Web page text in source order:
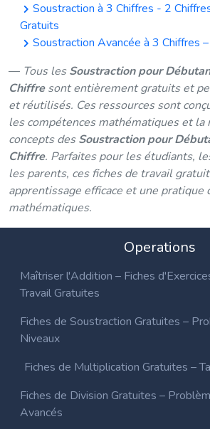
Soustraction à 3 Chiffres - 2
Gratuits
Soustraction Avancée à 3 Chiffres
Tous lesSoustraction pour
Chiffresont entièrement gratuits et
et réutilisés. Ces ressources sont
les compétences mathématiques et la
concepts desSoustraction pour
Chiffre. Parfaites pour les étudiants,
les parents, ces fiches de travail
apprentissage efficace et une pratique
mathématiques.
Operations
Maîtriser l'Addition – Fiches
Travail Gratuites
Fiches de Soustraction Gratuites –
Niveaux
Fiches de Multiplication Gratuites –
Fiches de Division Gratuites –
Avancés